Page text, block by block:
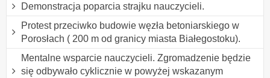
Demonstracja poparcia strajku nauczycieli.
Protest przeciwko budowie węzła betoniarskiego w
Porosłach ( 200 m od granicy miasta Białegostoku).
Mentalne wsparcie nauczycieli. Zgromadzenie będzie
się odbywało cyklicznie w powyżej wskazanym